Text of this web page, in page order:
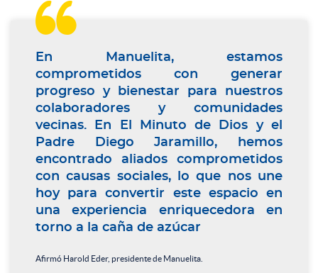

En Manuelita, estamos
comprometidos con generar
progreso y bienestar para nuestros
colaboradores y comunidades
vecinas. En El Minuto de Dios y el
Padre Diego Jaramillo, hemos
encontrado aliados comprometidos
con causas sociales, lo que nos une
hoy para convertir este espacio en
una experiencia enriquecedora en
torno a la caña de azúcar
Afirmó Harold Eder, presidente de Manuelita.